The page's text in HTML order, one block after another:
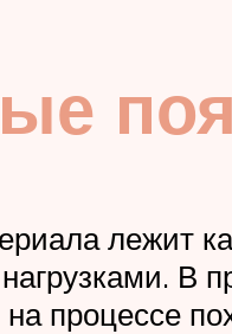
лежит
В
на процессе